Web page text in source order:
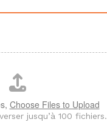
Choose Files to Upload
jusqu’à 100 fichiers.